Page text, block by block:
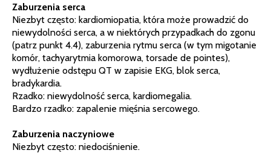
Zaburzenia serca
Niezbyt często: kardiomiopatia, która może prowadzić do
niewydolności serca, a w niektórych przypadkach do zgonu
(patrz punkt 4.4), zaburzenia rytmu serca (w tym migotanie
komór, tachyarytmia komorowa, torsade de pointes),
wydłużenie odstępu QT w zapisie EKG, blok serca,
bradykardia.
Rzadko: niewydolność serca, kardiomegalia.
Bardzo rzadko: zapalenie mięśnia sercowego.
Zaburzenia naczyniowe
Niezbyt często: niedociśnienie.